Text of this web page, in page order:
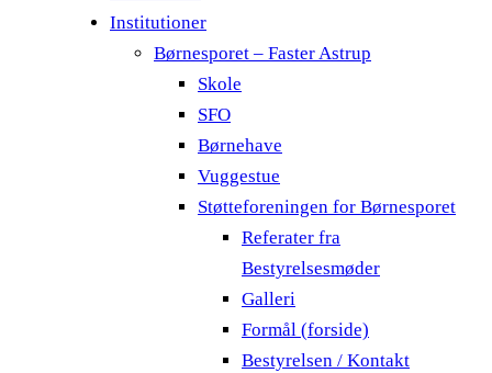
Institutioner
Børnesporet – Faster Astrup
Skole
SFO
Børnehave
Vuggestue
Støtteforeningen for Børnesporet
Referater fra
Bestyrelsesmøder
Galleri
Formål (forside)
Bestyrelsen / Kontakt